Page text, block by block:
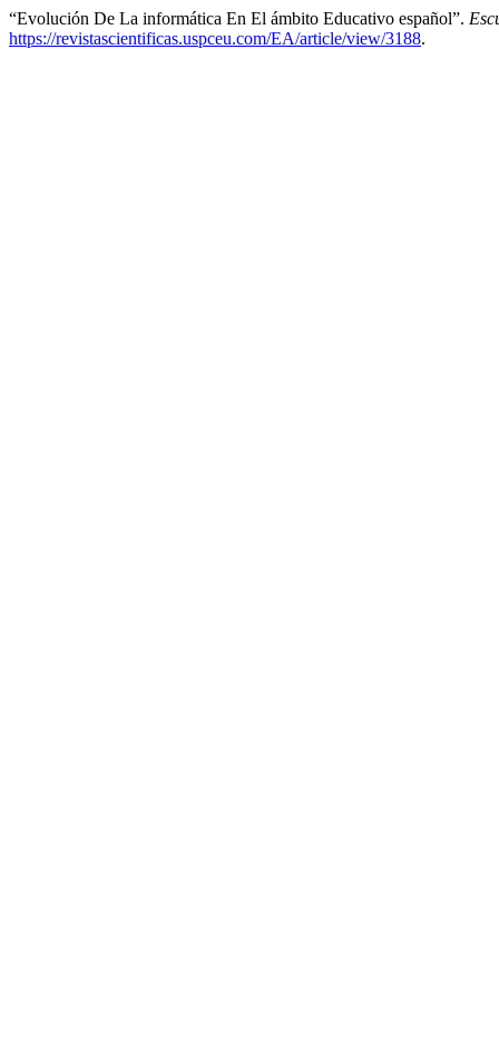
“Evolución De La informática En El ámbito Educativo español”.
https://revistascientificas.uspceu.com/EA/article/view/3188.